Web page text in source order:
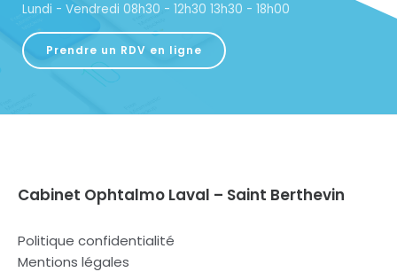
Lundi - Vendredi 08h30 - 12h30 13h30 - 18h00
Prendre un RDV en ligne
Cabinet Ophtalmo Laval – Saint Berthevin
Politique confidentialité
Mentions légales